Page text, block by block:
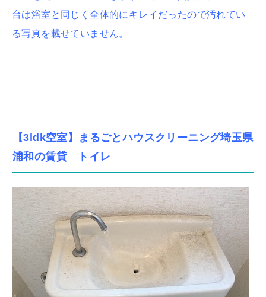
台は浴室と同じく全体的にキレイだったので汚れてい
る写真を載せていません。
【3ldk空室】まるごとハウスクリーニング埼玉県
浦和の賃貸 トイレ